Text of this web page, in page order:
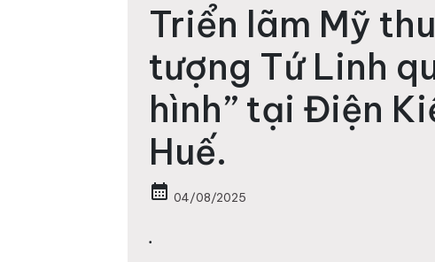
Triển lãm Mỹ
tượng Tứ Linh
hình” tại Điện
Huế.
calendar_month 04/08/2025
.